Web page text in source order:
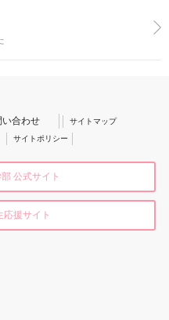
公式サイト
応援サイト
い合わせ
サイトマップ
サイトポリシー